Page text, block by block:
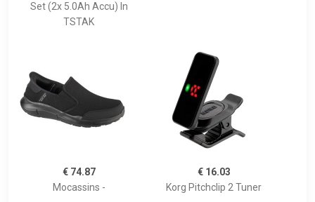
Set (2x 5.0Ah Accu) In
TSTAK
€ 74.87
Mocassins -
€ 16.03
Korg Pitchclip 2 Tuner